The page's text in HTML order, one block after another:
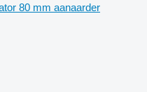
80 mm aanaarder